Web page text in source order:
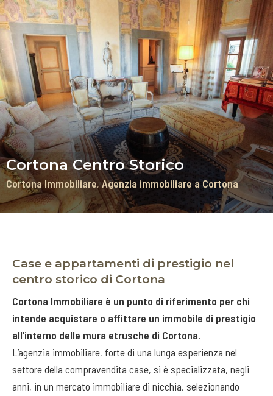
Cortona Centro Storico
Cortona ImmobiliareAgenzia immobiliare a Cortona
Case e appartamenti di prestigio nel
centro storico di Cortona
Cortona Immobiliare è un punto di riferimento per chi
intende acquistare o affittare un immobile di prestigio
all’interno delle mura etrusche di Cortona.
L’agenzia immobiliare, forte di una lunga esperienza nel
settore della compravendita case, si è specializzata, negli
anni, in un mercato immobiliare di nicchia, selezionando